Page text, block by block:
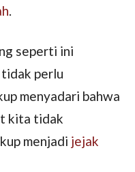
.
seperti ini
perlu
menyadari bahwa
kita tidak
menjadi jejak